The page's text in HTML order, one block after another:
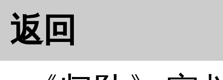
返回